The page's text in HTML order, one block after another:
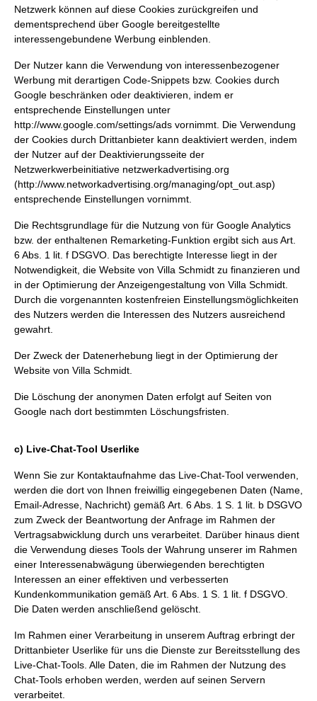
Netzwerk können auf diese Cookies zurückgreifen und
dementsprechend über Google bereitgestellte
interessengebundene Werbung einblenden.
Der Nutzer kann die Verwendung von interessenbezogener
Werbung mit derartigen Code-Snippets bzw. Cookies durch
Google beschränken oder deaktivieren, indem er
entsprechende Einstellungen unter
http://www.google.com/settings/ads vornimmt. Die Verwendung
der Cookies durch Drittanbieter kann deaktiviert werden, indem
der Nutzer auf der Deaktivierungsseite der
Netzwerkwerbeinitiative netzwerkadvertising.org
(http://www.networkadvertising.org/managing/opt_out.asp)
entsprechende Einstellungen vornimmt.
Die Rechtsgrundlage für die Nutzung von für Google Analytics
bzw. der enthaltenen Remarketing-Funktion ergibt sich aus Art.
6 Abs. 1 lit. f DSGVO. Das berechtigte Interesse liegt in der
Notwendigkeit, die Website von Villa Schmidt zu finanzieren und
in der Optimierung der Anzeigengestaltung von Villa Schmidt.
Durch die vorgenannten kostenfreien Einstellungsmöglichkeiten
des Nutzers werden die Interessen des Nutzers ausreichend
gewahrt.
Der Zweck der Datenerhebung liegt in der Optimierung der
Website von Villa Schmidt.
Die Löschung der anonymen Daten erfolgt auf Seiten von
Google nach dort bestimmten Löschungsfristen.
c) Live-Chat-Tool Userlike
Wenn Sie zur Kontaktaufnahme das Live-Chat-Tool verwenden,
werden die dort von Ihnen freiwillig eingegebenen Daten (Name,
Email-Adresse, Nachricht) gemäß Art. 6 Abs. 1 S. 1 lit. b DSGVO
zum Zweck der Beantwortung der Anfrage im Rahmen der
Vertragsabwicklung durch uns verarbeitet. Darüber hinaus dient
die Verwendung dieses Tools der Wahrung unserer im Rahmen
einer Interessenabwägung überwiegenden berechtigten
Interessen an einer effektiven und verbesserten
Kundenkommunikation gemäß Art. 6 Abs. 1 S. 1 lit. f DSGVO.
Die Daten werden anschließend gelöscht.
Im Rahmen einer Verarbeitung in unserem Auftrag erbringt der
Drittanbieter Userlike für uns die Dienste zur Bereitsstellung des
Live-Chat-Tools. Alle Daten, die im Rahmen der Nutzung des
Chat-Tools erhoben werden, werden auf seinen Servern
verarbeitet.